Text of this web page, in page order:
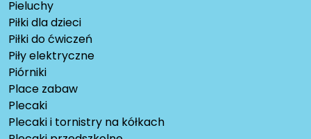
Pieluchy
Piłki dla dzieci
Piłki do ćwiczeń
Piły elektryczne
Piórniki
Place zabaw
Plecaki
Plecaki i tornistry na kółkach